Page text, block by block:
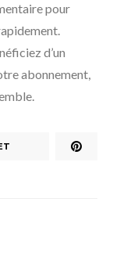
pour
d’un
abonnement,